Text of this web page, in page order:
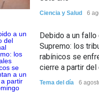
Ciencia y Salud 6
Debido a un fallo
Supremo: los
rabínicos se
cierre a partir del
Tema del día 6